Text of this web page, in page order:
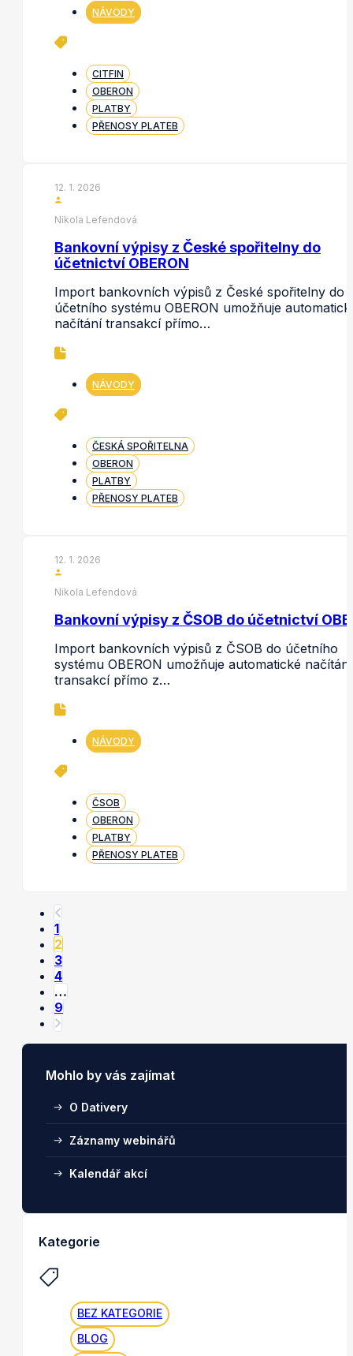
NÁVODY
CITFIN
OBERON
PLATBY
PŘENOSY PLATEB
12. 1. 2026
Nikola Lefendová
Bankovní výpisy z České spořitelny do
účetnictví OBERON
Import bankovních výpisů z České spořitelny do
účetního systému OBERON umožňuje
načítání transakcí přímo…
NÁVODY
ČESKÁ SPOŘITELNA
OBERON
PLATBY
PŘENOSY PLATEB
12. 1. 2026
Nikola Lefendová
Bankovní výpisy z ČSOB do účetnictví
Import bankovních výpisů z ČSOB do účetního
systému OBERON umožňuje automatické načítání
transakcí přímo z…
NÁVODY
ČSOB
OBERON
PLATBY
PŘENOSY PLATEB
1
2
3
4
…
9
Mohlo by vás zajímat
O Dativery
Záznamy webinářů
Kalendář akcí
Kategorie
BEZ KATEGORIE
BLOG